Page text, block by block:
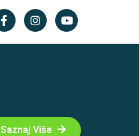
Saznaj Više